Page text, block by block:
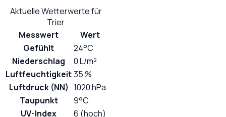
Aktuelle Wetterwerte für
Trier
Messwert
Wert
Gefühlt
24°C
Niederschlag
0 L/m²
Luftfeuchtigkeit35 %
Luftdruck (NN) 1020 hPa
Taupunkt
9°C
UV-Index
6 (hoch)